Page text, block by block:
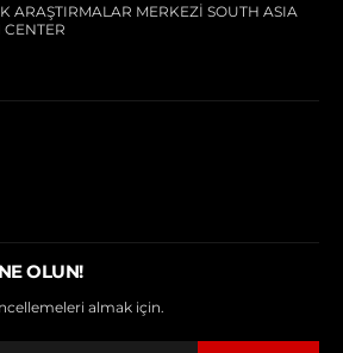
ARAŞTIRMALAR MERKEZİ SOUTH ASIA
CENTER
OLUN!
almak için.